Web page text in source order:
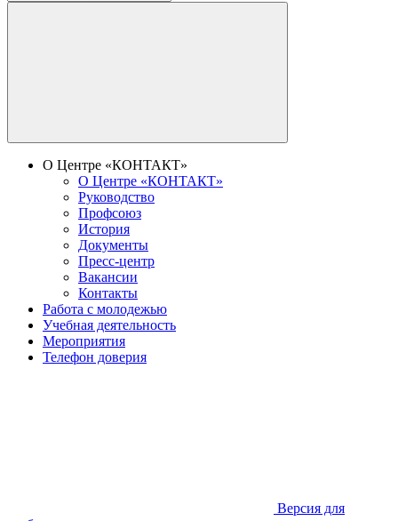
О Центре «КОНТАКТ»
О Центре «КОНТАКТ»
Руководство
Профсоюз
История
Документы
Пресс-центр
Вакансии
Контакты
Работа с молодежью
Учебная деятельность
Мероприятия
Телефон доверия
Версия для